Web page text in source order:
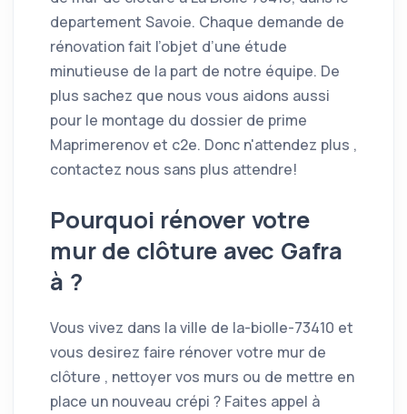
departement Savoie. Chaque demande de
rénovation fait l’objet d’une étude
minutieuse de la part de notre équipe. De
plus sachez que nous vous aidons aussi
pour le montage du dossier de prime
Maprimerenov et c2e. Donc n'attendez plus ,
contactez nous sans plus attendre!
Pourquoi rénover votre
mur de clôture avec Gafra
à ?
Vous vivez dans la ville de la-biolle-73410 et
vous desirez faire rénover votre mur de
clôture , nettoyer vos murs ou de mettre en
place un nouveau crépi ? Faites appel à